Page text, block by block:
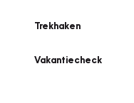
Trekhaken
Vakantiecheck